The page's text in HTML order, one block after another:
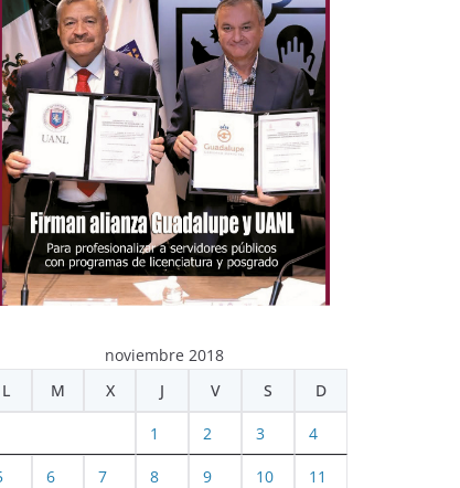
noviembre 2018
L
M X J V S D
1 2 3 4
6 7 8 9 10 11